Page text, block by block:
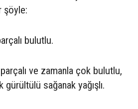
şöyle:
bulutlu.
ve zamanla çok bulutlu,
sağanak yağışlı.